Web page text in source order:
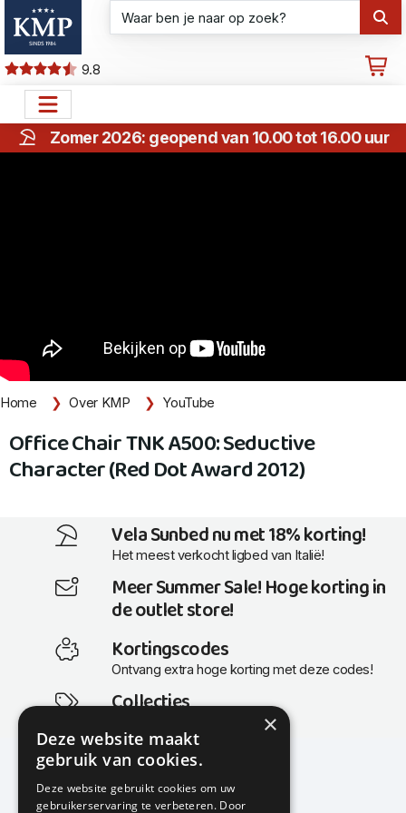
9.8
Zomer 2026: geopend van 10.00 tot 16.00 uur
Home Over KMP YouTube
Office Chair TNK A500: Seductive
Character (Red Dot Award 2012)
Vela Sunbed nu met 18% korting!
Het meest verkocht ligbed van Italië!
Meer Summer Sale! Hoge korting in
de outlet store!
Kortingscodes
Ontvang extra hoge korting met deze codes!
Collecties
Actuele en populaire collecties
×
Deze website maakt
gebruik van cookies.
Deze website gebruikt cookies om uw
gebruikerservaring te verbeteren. Door